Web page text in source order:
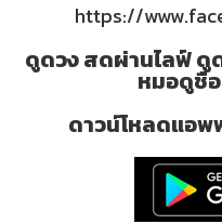
https://
ดูดวง สดผ่านไลฟ์ ดู
หมอดูชื่
ดาวน์โหลดแอพ